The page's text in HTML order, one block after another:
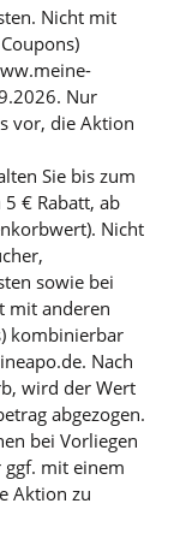
Nicht mit
Nur
vor, die Aktion
Sie bis zum
€ Rabatt, ab
Nicht
sowie bei
mit anderen
kombinierbar
Nach
wird der Wert
abgezogen.
bei Vorliegen
ggf. mit einem
Aktion zu